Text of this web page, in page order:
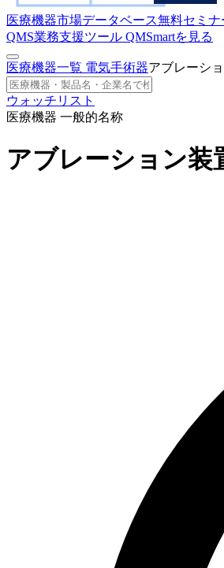
医療機器市場データベース無料セミナ
QMS業務支援ツール QMSmartを見る
医療機器一覧 電気手術器アブレーシ
ウォッチリスト
医療機器 一般的名称
アブレーション装